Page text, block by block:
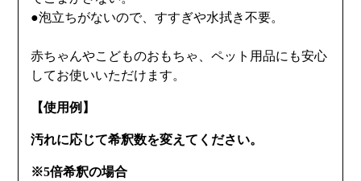
●泡立ちがないので、すすぎや水拭き不要。
赤ちゃんやこどものおもちゃ、ペット用品にも安心
してお使いいただけます。
【使用例】
汚れに応じて希釈数を変えてください。
※5倍希釈の場合